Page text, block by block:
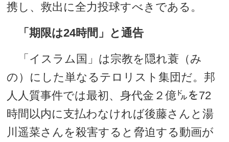
携し、救出に全力投球すべきである。
「期限は24時間」と通告
「イスラム国」は宗教を隠れ蓑（み
の）にした単なるテロリスト集団だ。邦
人人質事件では最初、身代金２億㌦を72
時間以内に支払わなければ後藤さんと湯
川遥菜さんを殺害すると脅迫する動画が